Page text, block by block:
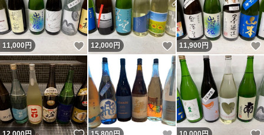
11,000円 いいね！
12,000円 いいね！
11,900 円